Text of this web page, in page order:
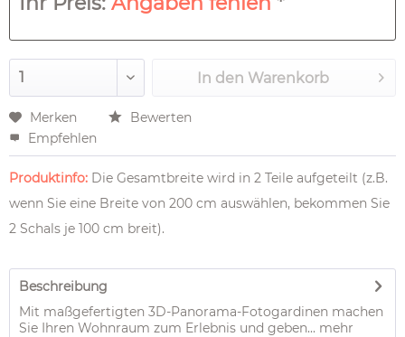
In den Warenkorb
Merken
Bewerten
Empfehlen
Produktinfo: Die Gesamtbreite wird in 2 Teile aufgeteilt (z.B.
wenn Sie eine Breite von 200 cm auswählen, bekommen Sie
2 Schals je 100 cm breit).
Beschreibung
Mit maßgefertigten 3D-Panorama-Fotogardinen machen
Sie Ihren Wohnraum zum Erlebnis und geben... mehr